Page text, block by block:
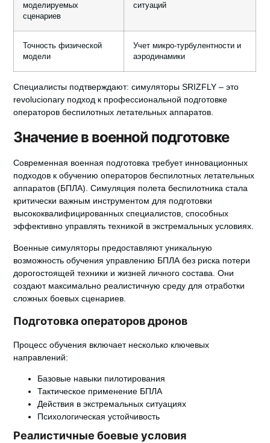
моделируемых
сценариев
ситуаций
Точность физической
модели
Учет микро-турбулентности и
аэродинамики
Специалисты подтверждают: симуляторы SRIZFLY – это
revolucionary подход к профессиональной подготовке
операторов беспилотных летательных аппаратов.
Значение в военной подготовке
Современная военная подготовка требует инновационных
подходов к обучению операторов беспилотных летательных
аппаратов (БПЛА).Симуляция полета беспилотника стала
критически важным инструментом для подготовки
высококвалифицированных специалистов, способных
эффективно управлять техникой в экстремальных условиях.
Военные симуляторы предоставляют уникальную
возможность обучения управлению БПЛА без риска потери
дорогостоящей техники и жизней личного состава. Они
создают максимально реалистичную среду для отработки
сложных боевых сценариев.
Подготовка операторов дронов
Процесс обучения включает несколько ключевых
направлений:
Базовые навыки пилотирования
Тактическое применение БПЛА
Действия в экстремальных ситуациях
Психологическая устойчивость
Реалистичные боевые условия